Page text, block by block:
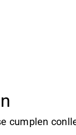
cumplen